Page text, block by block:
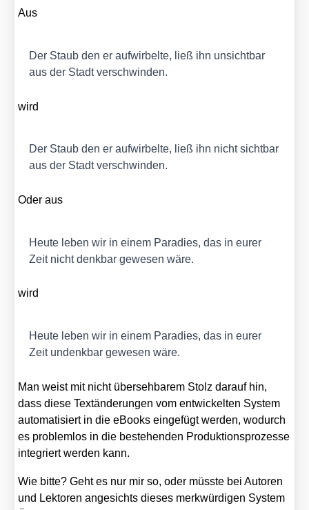
Aus
Der Staub den er auf­wir­bel­te, ließ ihn unsicht­bar
aus der Stadt ver­schwin­den.
wird
Der Staub den er auf­wir­bel­te, ließ ihn nicht sicht­bar
aus der Stadt ver­schwin­den.
Oder aus
Heu­te leben wir in einem Para­dies, das in eurer
Zeit nicht denk­bar gewe­sen wäre.
wird
Heu­te leben wir in einem Para­dies, das in eurer
Zeit undenk­bar gewe­sen wäre.
Man weist mit nicht über­seh­ba­rem Stolz dar­auf hin,
dass die­se Text­än­de­run­gen vom ent­wi­ckel­ten Sys­tem
auto­ma­ti­siert in die eBooks ein­ge­fügt wer­den, wodurch
es pro­blem­los in die bestehen­den Pro­duk­ti­ons­pro­zes­se
inte­griert wer­den kann.
Wie bit­te? Geht es nur mir so, oder müss­te bei Autoren
und Lek­to­ren ange­sichts die­ses merk­wür­di­gen Sys­tem